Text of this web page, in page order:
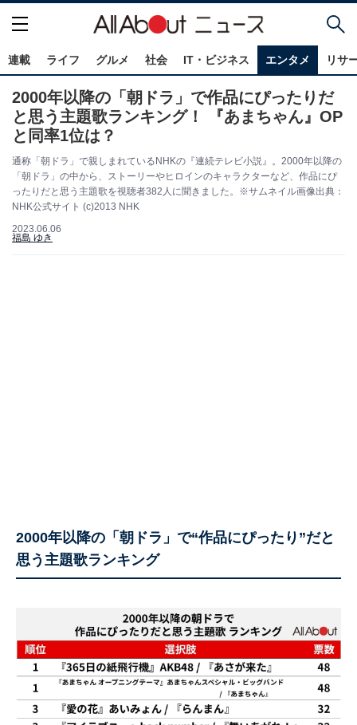
連載 ライフ グルメ 社会 IT・ビジネス エンタメ リサ
2000年以降の「朝ドラ」で作品にぴったりだ
と思う主題歌ランキング！ 『あまちゃん』OP
と同率1位は？
通称「朝ドラ」で親しまれているNHKの『連続テレビ小説』。2000年以降の
「朝ドラ」の中から、ストーリーやヒロインのキャラクターなど、作品にぴ
ったりだと思う主題歌を視聴者382人に聞きました。※サムネイル画像出典：
NHK公式サイト (c)2013 NHK
2023.06.06
福島 ゆき
2000年以降の「朝ドラ」で“作品にぴったり”だと
思う主題歌ランキング